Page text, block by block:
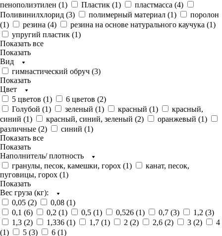
пенополиэтилен (1) Пластик (1) пластмасса (4)
Поливинилхлорид (3) полимерный материал (1)
поролон
(1) резина (4) резина на основе натурального каучука (1)
упругий пластик (1)
Показать все
Показать
Вид
гимнастический обруч (3)
Показать
Цвет
5 цветов (1) 6 цветов (2)
Голубой (1) зеленый (1) красный (1)
красный,
синий (1) красный, синий, зеленый (2) оранжевый (1)
различные (2) синий (1)
Показать все
Показать
Наполнитель/ плотность
гранулы, песок, камешки, горох (1)
канат, песок,
пуговицы, горох (1)
Показать
Вес груза (кг):
0,05 (2) 0,08 (1)
0,1 (6) 0,2 (1) 0,5 (1) 0,526 (1) 0,7 (3) 1,2 (3)
1,3 (2) 1,336 (1) 1,7 (1) 2 (2) 2,6 (2) 3 (2)
4
(1) 5 (3) 6 (1)